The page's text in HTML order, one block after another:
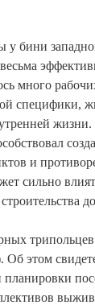
бини
много
специфики,
и
сильно
Об этом